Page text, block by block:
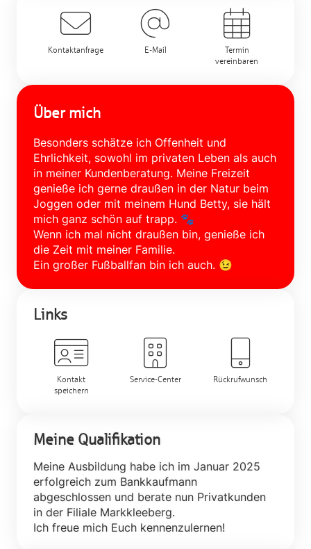
Kontaktanfrage E-Mail
Termin
vereinbaren
Über mich
Besonders schätze ich Offenheit und
Ehrlichkeit, sowohl im privaten Leben als auch
in meiner Kundenberatung. Meine Freizeit
genieße ich gerne draußen in der Natur beim
Joggen oder mit meinem Hund Betty, sie hält
mich ganz schön auf trapp. 🐾
Wenn ich mal nicht draußen bin, genieße ich
die Zeit mit meiner Familie.
Links
Kontakt
speichern
Service-Center Rückrufwunsch
Meine Qualifikation
Meine Ausbildung habe ich im Januar 2025
erfolgreich zum Bankkaufmann
abgeschlossen und berate nun Privatkunden
in der Filiale Markkleeberg.